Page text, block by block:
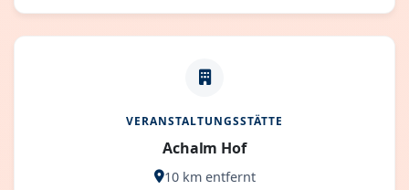
VERANSTALTUNGSSTÄTTE
Achalm Hof
10 km entfernt